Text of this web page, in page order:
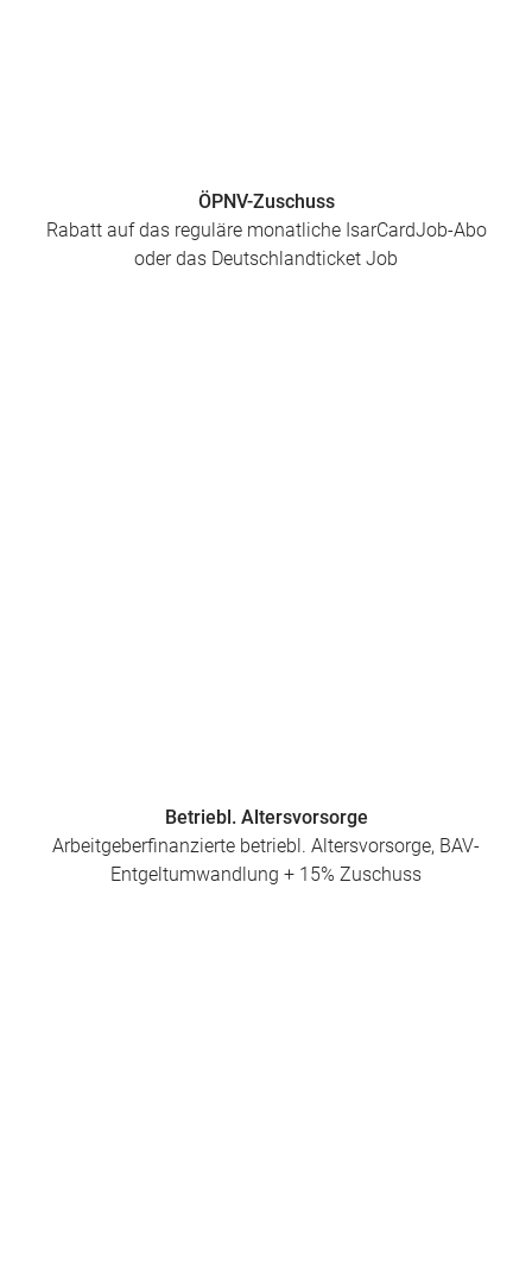
ÖPNV-Zuschuss
Rabatt auf das reguläre monatliche IsarCardJob-Abo
oder das Deutschlandticket Job
Betriebl. Altersvorsorge
Arbeitgeberfinanzierte betriebl. Altersvorsorge, BAV-
Entgeltumwandlung + 15% Zuschuss